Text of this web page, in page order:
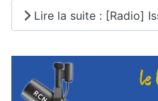
Lire la suite : [Radio]